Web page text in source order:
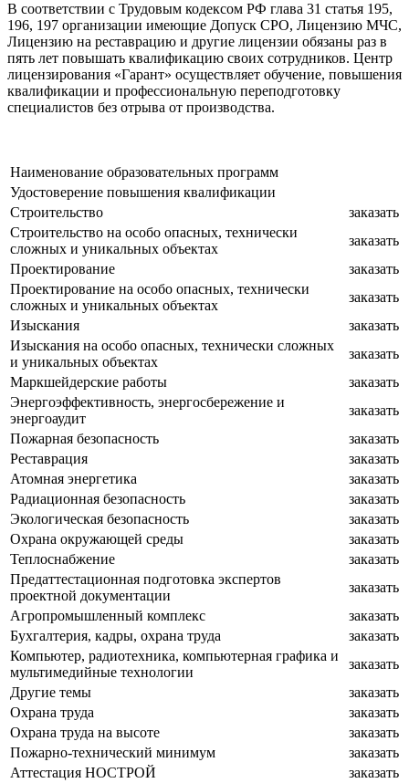
В соответствии с Трудовым кодексом РФ глава 31 статья 195,
196, 197 организации имеющие Допуск СРО, Лицензию МЧС,
Лицензию на реставрацию и другие лицензии обязаны раз в
пять лет повышать квалификацию своих сотрудников. Центр
лицензирования «Гарант» осуществляет обучение, повышения
квалификации и профессиональную переподготовку
специалистов без отрыва от производства.
Наименование образовательных программ
Удостоверение повышения квалификации
Строительство
заказать
Строительство на особо опасных, технически
сложных и уникальных объектах
заказать
Проектирование
заказать
Проектирование на особо опасных, технически
сложных и уникальных объектах
заказать
Изыскания
заказать
Изыскания на особо опасных, технически сложных
и уникальных объектах
заказать
Маркшейдерские работы
заказать
Энергоэффективность, энергосбережение и
энергоаудит
заказать
Пожарная безопасность
заказать
Реставрация
заказать
Атомная энергетика
заказать
Радиационная безопасность
заказать
Экологическая безопасность
заказать
Охрана окружающей среды
заказать
Теплоснабжение
заказать
Предаттестационная подготовка экспертов
проектной документации
заказать
Агропромышленный комплекс
заказать
Бухгалтерия, кадры, охрана труда
заказать
Компьютер, радиотехника, компьютерная графика и
мультимедийные технологии
заказать
Другие темы
заказать
Охрана труда
заказать
Охрана труда на высоте
заказать
Пожарно-технический минимум
заказать
Аттестация НОСТРОЙ
заказать